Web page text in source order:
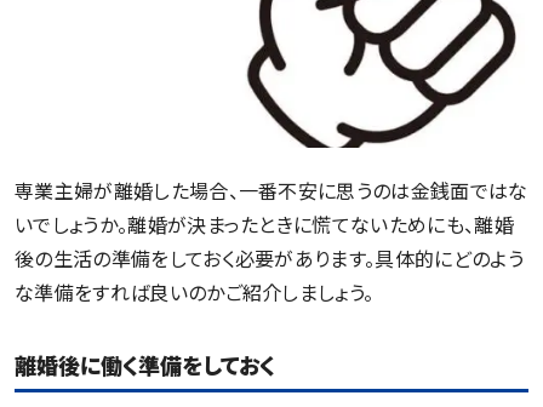
専業主婦が離婚した場合、一番不安に思うのは金銭面ではな
いでしょうか。離婚が決まったときに慌てないためにも、離婚
後の生活の準備をしておく必要があります。具体的にどのよう
な準備をすれば良いのかご紹介しましょう。
離婚後に働く準備をしておく